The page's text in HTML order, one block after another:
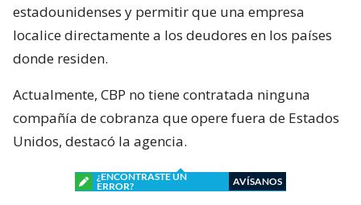
estadounidenses y permitir que una empresa
localice directamente a los deudores en los países
donde residen.
Actualmente, CBP no tiene contratada ninguna
compañía de cobranza que opere fuera de Estados
Unidos, destacó la agencia.
¿ENCONTRASTE UN
ERROR?
AVÍSANOS